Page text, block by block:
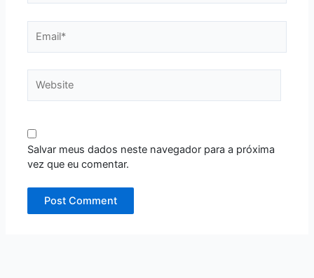
Salvar meus dados neste navegador para a próxima
vez que eu comentar.